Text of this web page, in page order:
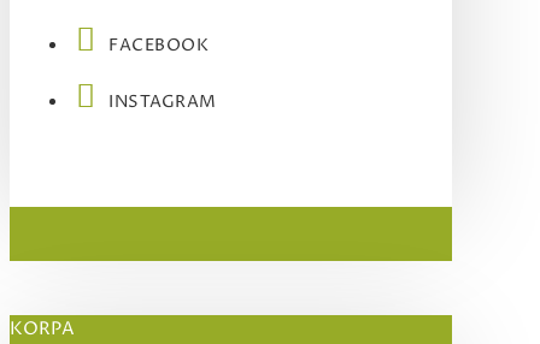
FACEBOOK
INSTAGRAM
KORPA